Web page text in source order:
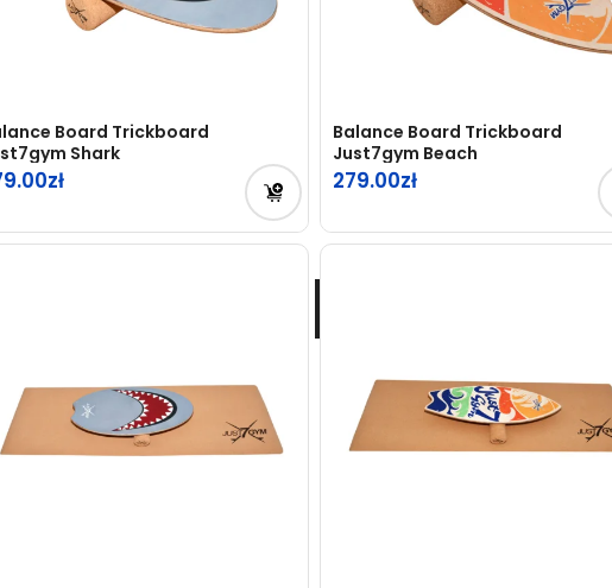
Board Trickboard
Shark
Balance Board Trickboard
Just7gym Beach
279.00